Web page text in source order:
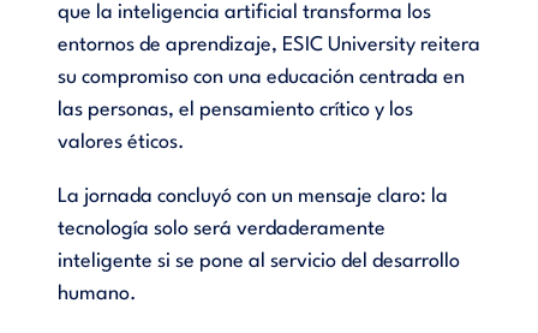
que la inteligencia artificial transforma los
entornos de aprendizaje, ESIC University reitera
su compromiso con una educación centrada en
las personas, el pensamiento crítico y los
valores éticos.
La jornada concluyó con un mensaje claro: la
tecnología solo será verdaderamente
inteligente si se pone al servicio del desarrollo
humano.